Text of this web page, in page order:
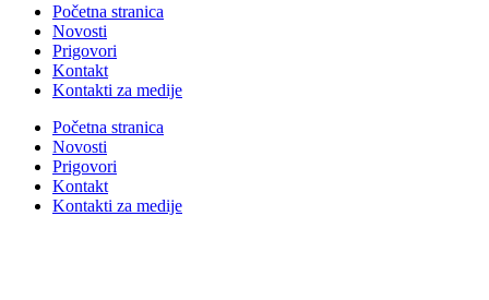
Početna stranica
Novosti
Prigovori
Kontakt
Kontakti za medije
Početna stranica
Novosti
Prigovori
Kontakt
Kontakti za medije